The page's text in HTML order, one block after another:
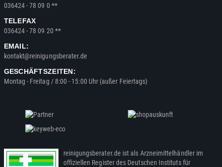
036424 - 78 09 0 **
TELEFAX
036424 - 78 09 20 **
EMAIL:
kontakt@reinigungsberater.de
GESCHÄFTSZEITEN:
Montag - Freitag / 8:00 - 15:00 Uhr (außer Feiertags)
reinigungsberater.de ist als Arzneimittelhändler im
offiziellen Register des Deutschen Instituts für